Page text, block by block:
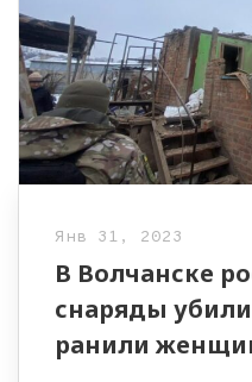
Янв 31, 2023
В Волчанске
снаряды
ранили